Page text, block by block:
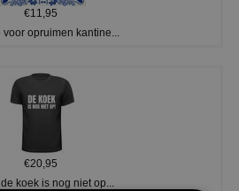
€11,95
voor opruimen kantine...
€20,95
koek is nog niet op...